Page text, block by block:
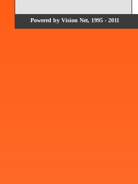
Powered by Vision Net, 1995 - 2011